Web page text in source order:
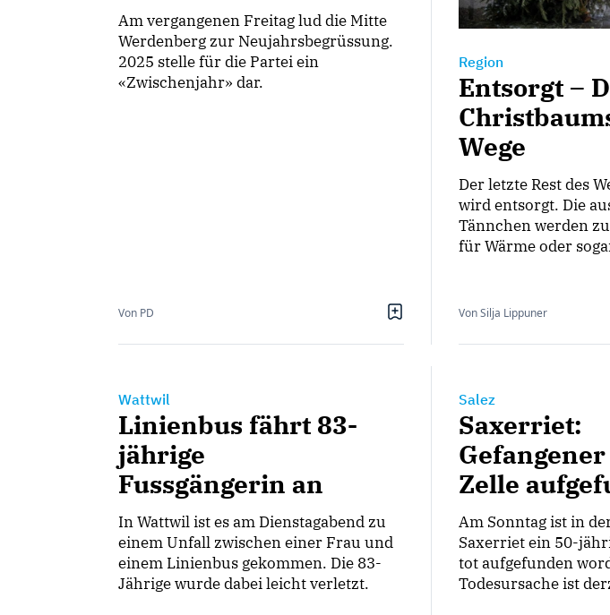
Am vergangenen Freitag lud die Mitte
Werdenberg zur Neujahrsbegrüssung.
2025 stelle für die Partei ein
«Zwischenjahr» dar.
Von PD
Region
Entsorgt –
Wege
Der letzte Rest des
wird entsorgt. Die
Tännchen werden
für Wärme oder
Von Silja Lippuner
Wattwil
Linienbus fährt 83-
jährige
Fussgängerin an
In Wattwil ist es am Dienstagabend zu
einem Unfall zwischen einer Frau und
einem Linienbus gekommen. Die 83-
Jährige wurde dabei leicht verletzt.
Salez
Saxerriet:
Zelle
Am Sonntag ist in
Saxerriet ein 50-
tot aufgefunden
Todesursache ist